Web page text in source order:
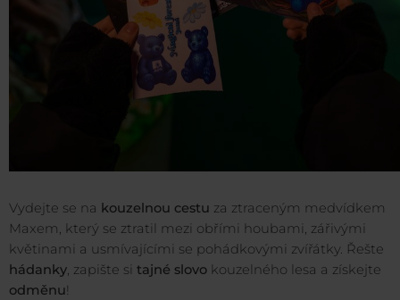
Vydejte se na kouzelnou cestu za ztraceným medvídkem
Maxem, který se ztratil mezi obřími houbami, zářivými
květinami a usmívajícími se pohádkovými zvířátky. Řešte
hádanky, zapište si tajné slovo kouzelného lesa a získejte
odměnu!